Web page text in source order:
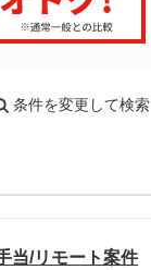
条件を変更して検索
当/リモート案件